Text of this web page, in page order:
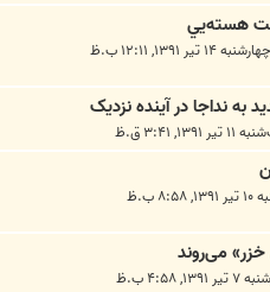
هسته‌يي
چهارشنبه ۱۴ تیر ۱۳۹۱, ۱۲:۱۱ ب.ظ
نداجا در آینده نزدیک
۱۳۹۱, ۳:۴۱ ق.ظ
۸:۵۸ ب.ظ
می‌روند
۴:۵۸ ب.ظ